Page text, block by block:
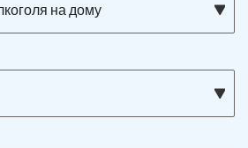
на дому